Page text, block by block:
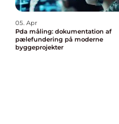
05. Apr
Pda måling: dokumentation af
pælefundering på moderne
byggeprojekter